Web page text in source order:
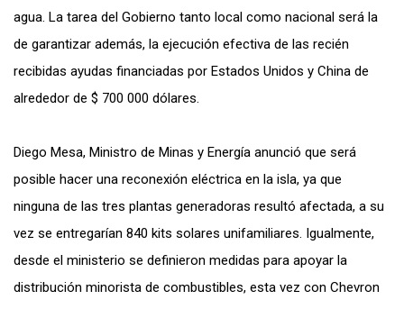
agua. La tarea del Gobierno tanto local como nacional será la
de garantizar además, la ejecución efectiva de las recién
recibidas ayudas financiadas por Estados Unidos y China de
alrededor de $ 700 000 dólares.
Diego Mesa, Ministro de Minas y Energía anunció que será
posible hacer una reconexión eléctrica en la isla, ya que
ninguna de las tres plantas generadoras resultó afectada, a su
vez se entregarían 840 kits solares unifamiliares. Igualmente,
desde el ministerio se definieron medidas para apoyar la
distribución minorista de combustibles, esta vez con Chevron